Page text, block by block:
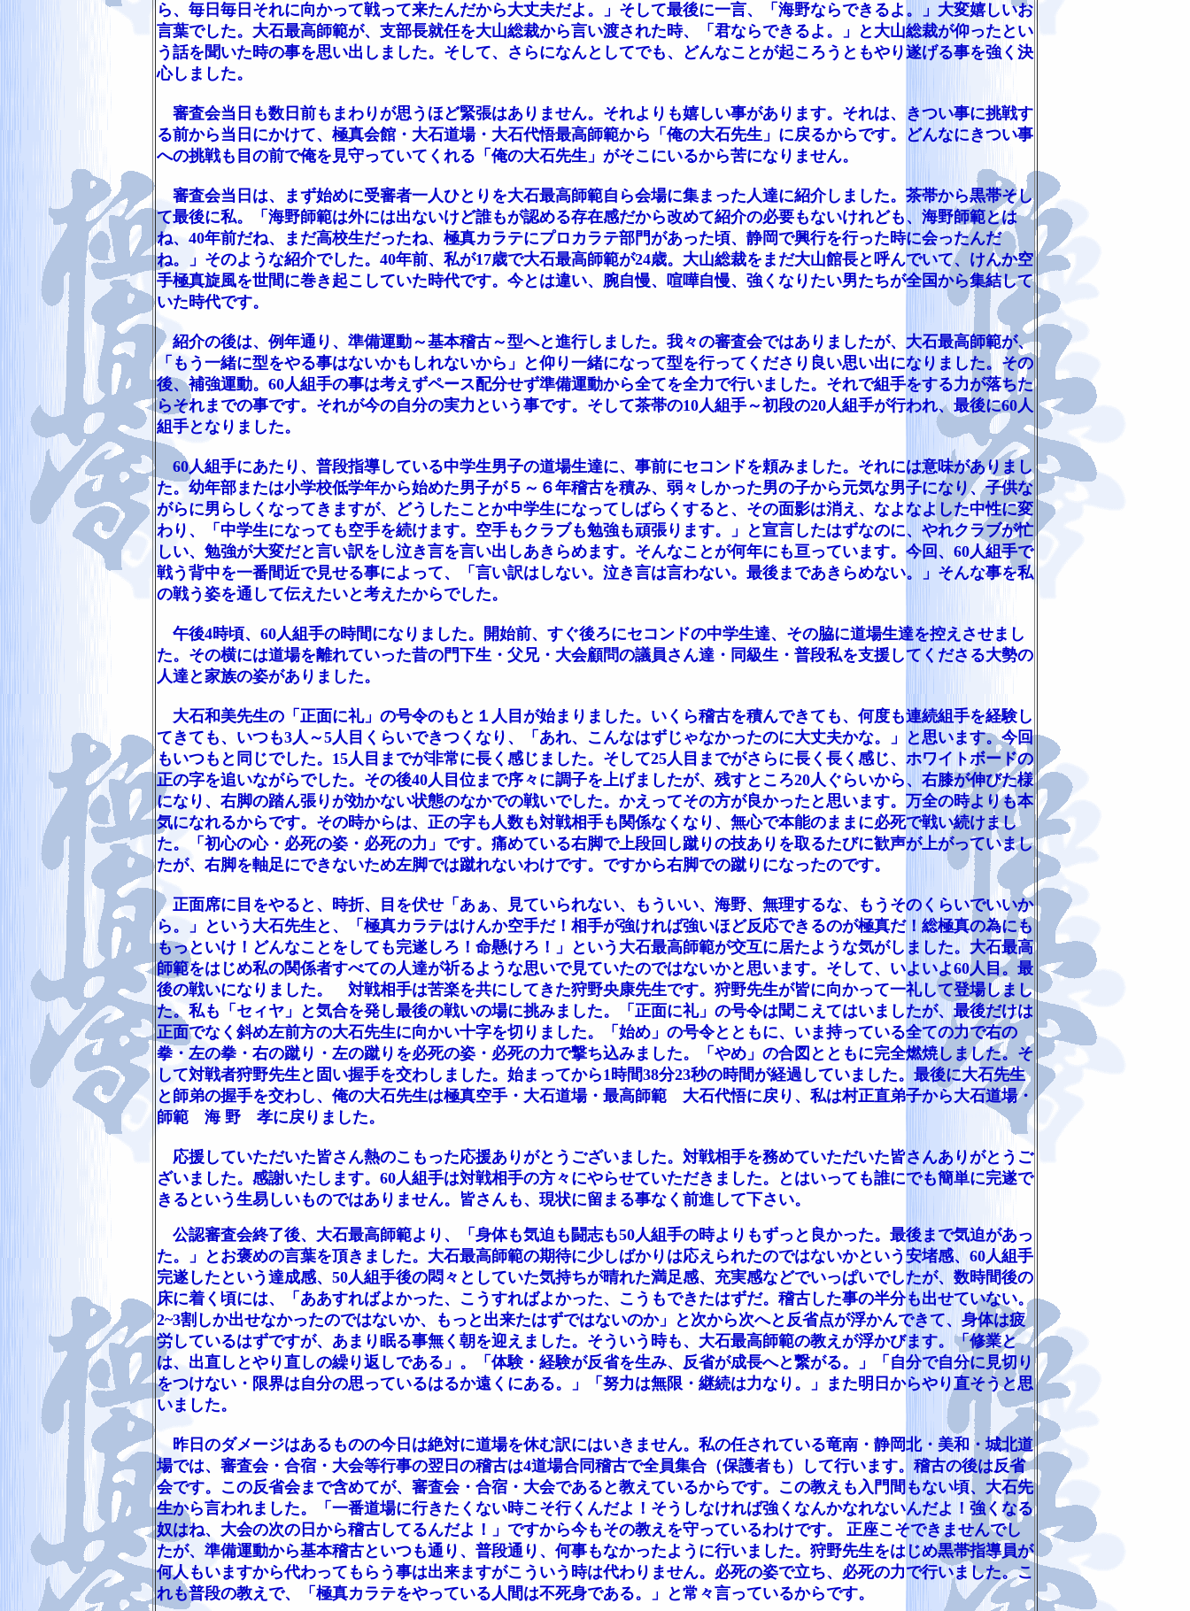
ら、毎日毎日それに向かって戦って来たんだから大丈夫だよ。」そして最後に一言、「海野ならできるよ。」大変嬉しいお
言葉でした。大石最高師範が、支部長就任を大山総裁から言い渡された時、「君ならできるよ。」と大山総裁が仰ったとい
う話を聞いた時の事を思い出しました。そして、さらになんとしてでも、どんなことが起ころうともやり遂げる事を強く決
心しました。
審査会当日も数日前もまわりが思うほど緊張はありません。それよりも嬉しい事があります。それは、きつい事に挑戦す
る前から当日にかけて、極真会館・大石道場・大石代悟最高師範から「俺の大石先生」に戻るからです。どんなにきつい事
への挑戦も目の前で俺を見守っていてくれる「俺の大石先生」がそこにいるから苦になりません。
審査会当日は、まず始めに受審者一人ひとりを大石最高師範自ら会場に集まった人達に紹介しました。茶帯から黒帯そし
て最後に私。「海野師範は外には出ないけど誰もが認める存在感だから改めて紹介の必要もないけれども、海野師範とは
ね、40年前だね、まだ高校生だったね、極真カラテにプロカラテ部門があった頃、静岡で興行を行った時に会ったんだ
ね。」そのような紹介でした。40年前、私が17歳で大石最高師範が24歳。大山総裁をまだ大山館長と呼んでいて、けんか空
手極真旋風を世間に巻き起こしていた時代です。今とは違い、腕自慢、喧嘩自慢、強くなりたい男たちが全国から集結して
いた時代です。
紹介の後は、例年通り、準備運動～基本稽古～型へと進行しました。我々の審査会ではありましたが、大石最高師範が、
「もう一緒に型をやる事はないかもしれないから」と仰り一緒になって型を行ってくださり良い思い出になりました。その
後、補強運動。60人組手の事は考えずペース配分せず準備運動から全てを全力で行いました。それで組手をする力が落ちた
らそれまでの事です。それが今の自分の実力という事です。そして茶帯の10人組手～初段の20人組手が行われ、最後に60人
組手となりました。
60人組手にあたり、普段指導している中学生男子の道場生達に、事前にセコンドを頼みました。それには意味がありまし
た。幼年部または小学校低学年から始めた男子が５～６年稽古を積み、弱々しかった男の子から元気な男子になり、子供な
がらに男らしくなってきますが、どうしたことか中学生になってしばらくすると、その面影は消え、なよなよした中性に変
わり、「中学生になっても空手を続けます。空手もクラブも勉強も頑張ります。」と宣言したはずなのに、やれクラブが忙
しい、勉強が大変だと言い訳をし泣き言を言い出しあきらめます。そんなことが何年にも亘っています。今回、60人組手で
戦う背中を一番間近で見せる事によって、「言い訳はしない。泣き言は言わない。最後まであきらめない。」そんな事を私
の戦う姿を通して伝えたいと考えたからでした。
午後4時頃、60人組手の時間になりました。開始前、すぐ後ろにセコンドの中学生達、その脇に道場生達を控えさせまし
た。その横には道場を離れていった昔の門下生・父兄・大会顧問の議員さん達・同級生・普段私を支援してくださる大勢の
人達と家族の姿がありました。
大石和美先生の「正面に礼」の号令のもと１人目が始まりました。いくら稽古を積んできても、何度も連続組手を経験し
てきても、いつも3人～5人目くらいできつくなり、「あれ、こんなはずじゃなかったのに大丈夫かな。」と思います。今回
もいつもと同じでした。15人目までが非常に長く感じました。そして25人目までがさらに長く長く感じ、ホワイトボードの
正の字を追いながらでした。その後40人目位まで序々に調子を上げましたが、残すところ20人ぐらいから、右膝が伸びた様
になり、右脚の踏ん張りが効かない状態のなかでの戦いでした。かえってその方が良かったと思います。万全の時よりも本
気になれるからです。その時からは、正の字も人数も対戦相手も関係なくなり、無心で本能のままに必死で戦い続けまし
た。「初心の心・必死の姿・必死の力」です。痛めている右脚で上段回し蹴りの技ありを取るたびに歓声が上がっていまし
たが、右脚を軸足にできないため左脚では蹴れないわけです。ですから右脚での蹴りになったのです。
正面席に目をやると、時折、目を伏せ「あぁ、見ていられない、もういい、海野、無理するな、もうそのくらいでいいか
ら。」という大石先生と、「極真カラテはけんか空手だ！相手が強ければ強いほど反応できるのが極真だ！総極真の為にも
もっといけ！どんなことをしても完遂しろ！命懸けろ！」という大石最高師範が交互に居たような気がしました。大石最高
師範をはじめ私の関係者すべての人達が祈るような思いで見ていたのではないかと思います。そして、いよいよ60人目。最
後の戦いになりました。 対戦相手は苦楽を共にしてきた狩野央康先生です。狩野先生が皆に向かって一礼して登場しまし
た。私も「セィヤ」と気合を発し最後の戦いの場に挑みました。「正面に礼」の号令は聞こえてはいましたが、最後だけは
正面でなく斜め左前方の大石先生に向かい十字を切りました。「始め」の号令とともに、いま持っている全ての力で右の
拳・左の拳・右の蹴り・左の蹴りを必死の姿・必死の力で撃ち込みました。「やめ」の合図とともに完全燃焼しました。そ
して対戦者狩野先生と固い握手を交わしました。始まってから1時間38分23秒の時間が経過していました。最後に大石先生
と師弟の握手を交わし、俺の大石先生は極真空手・大石道場・最高師範 大石代悟に戻り、私は村正直弟子から大石道場・
師範 海 野 孝に戻りました。
応援していただいた皆さん熱のこもった応援ありがとうございました。対戦相手を務めていただいた皆さんありがとうご
ざいました。感謝いたします。60人組手は対戦相手の方々にやらせていただきました。とはいっても誰にでも簡単に完遂で
きるという生易しいものではありません。皆さんも、現状に留まる事なく前進して下さい。
公認審査会終了後、大石最高師範より、「身体も気迫も闘志も50人組手の時よりもずっと良かった。最後まで気迫があっ
た。」とお褒めの言葉を頂きました。大石最高師範の期待に少しばかりは応えられたのではないかという安堵感、60人組手
完遂したという達成感、50人組手後の悶々としていた気持ちが晴れた満足感、充実感などでいっぱいでしたが、数時間後の
床に着く頃には、「ああすればよかった、こうすればよかった、こうもできたはずだ。稽古した事の半分も出せていない。
2~3割しか出せなかったのではないか、もっと出来たはずではないのか」と次から次へと反省点が浮かんできて、身体は疲
労しているはずですが、あまり眠る事無く朝を迎えました。そういう時も、大石最高師範の教えが浮かびます。「修業と
は、出直しとやり直しの繰り返しである」。「体験・経験が反省を生み、反省が成長へと繋がる。」「自分で自分に見切り
をつけない・限界は自分の思っているはるか遠くにある。」「努力は無限・継続は力なり。」また明日からやり直そうと思
いました。
昨日のダメージはあるものの今日は絶対に道場を休む訳にはいきません。私の任されている竜南・静岡北・美和・城北道
場では、審査会・合宿・大会等行事の翌日の稽古は4道場合同稽古で全員集合（保護者も）して行います。稽古の後は反省
会です。この反省会まで含めてが、審査会・合宿・大会であると教えているからです。この教えも入門間もない頃、大石先
生から言われました。「一番道場に行きたくない時こそ行くんだよ！そうしなければ強くなんかなれないんだよ！強くなる
奴はね、大会の次の日から稽古してるんだよ！」ですから今もその教えを守っているわけです。 正座こそできませんでし
たが、準備運動から基本稽古といつも通り、普段通り、何事もなかったように行いました。狩野先生をはじめ黒帯指導員が
何人もいますから代わってもらう事は出来ますがこういう時は代わりません。必死の姿で立ち、必死の力で行いました。こ
れも普段の教えで、「極真カラテをやっている人間は不死身である。」と常々言っているからです。